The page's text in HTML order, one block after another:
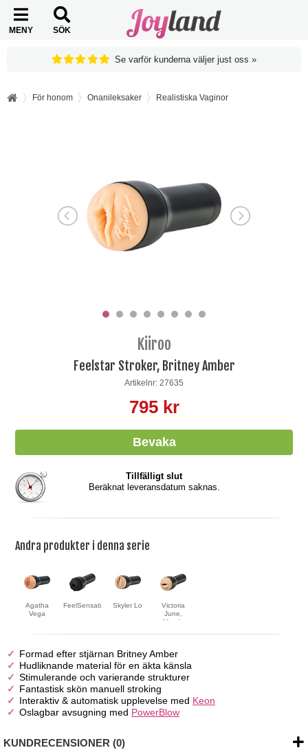
MENY SÖK
Se varför kunderna väljer just oss »
För honom Onanileksaker Realistiska Vaginor
Kiiroo
Feelstar Stroker, Britney Amber
Artikelnr: 27635
795 kr
Tillfälligt slut
Beräknat leveransdatum saknas.
Andra produkter i denna serie
Agatha
Vega
FeelSensation Skyler Lo
Victoria
June,
Mouth
Formad efter stjärnan Britney Amber
Hudliknande material för en äkta känsla
Stimulerande och varierande strukturer
Fantastisk skön manuell stroking
Interaktiv & automatisk upplevelse med Keon
Oslagbar avsugning med PowerBlow
KUNDRECENSIONER (0)